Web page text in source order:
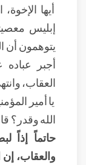
أيها
إبليس
يتوهمون أن
أجبر
العقاب،
يا أمير
الله وقدر؟
حاتماً إذاً
والعقاب، إن